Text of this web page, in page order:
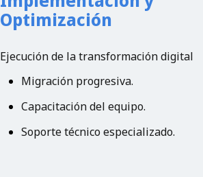
Optimización
Ejecución de la transformación digital
Migración progresiva.
Capacitación del equipo.
Soporte técnico especializado.